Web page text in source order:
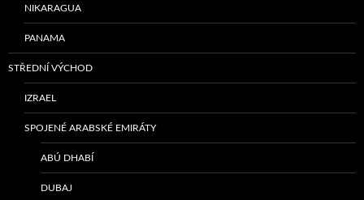
NIKARAGUA
PANAMA
STŘEDNÍ VÝCHOD
IZRAEL
SPOJENÉ ARABSKÉ EMIRÁTY
ABÚ DHABÍ
DUBAJ